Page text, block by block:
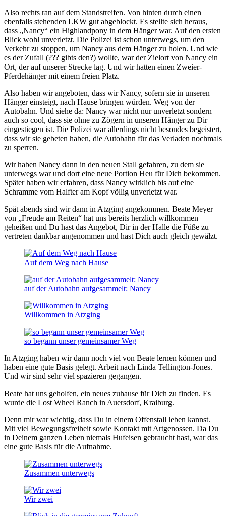
Also rechts ran auf dem Standstreifen. Von hinten durch einen
ebenfalls stehenden LKW gut abgeblockt. Es stellte sich heraus,
dass „Nancy“ ein Highlandpony in dem Hänger war. Auf den ersten
Blick wohl unverletzt. Die Polizei ist schon unterwegs, um den
Verkehr zu stoppen, um Nancy aus dem Hänger zu holen. Und wie
es der Zufall (??? gibts den?) wollte, war der Zielort von Nancy ein
Ort, der auf unserer Strecke lag. Und wir hatten einen Zweier-
Pferdehänger mit einem freien Platz.
Also haben wir angeboten, dass wir Nancy, sofern sie in unseren
Hänger einsteigt, nach Hause bringen würden. Weg von der
Autobahn. Und siehe da: Nancy war nicht nur unverletzt sondern
auch so cool, dass sie ohne zu Zögern in unseren Hänger zu Dir
eingestiegen ist. Die Polizei war allerdings nicht besondes begeistert,
dass wir sie gebeten haben, die Autobahn für das Verladen nochmals
zu sperren.
Wir haben Nancy dann in den neuen Stall gefahren, zu dem sie
unterwegs war und dort eine neue Portion Heu für Dich bekommen.
Später haben wir erfahren, dass Nancy wirklich bis auf eine
Schramme vom Halfter am Kopf völlig unverletzt war.
Spät abends sind wir dann in Atzging angekommen. Beate Meyer
von „Freude am Reiten“ hat uns bereits herzlich willkommen
geheißen und Du hast das Angebot, Dir in der Halle die Füße zu
vertreten dankbar angenommen und hast Dich auch gleich gewälzt.
Auf dem Weg nach Hause
auf der Autobahn aufgesammelt: Nancy
Willkommen in Atzging
so begann unser gemeinsamer Weg
In Atzging haben wir dann noch viel von Beate lernen können und
haben eine gute Basis gelegt. Arbeit nach Linda Tellington-Jones.
Und wir sind sehr viel spazieren gegangen.
Beate hat uns geholfen, ein neues zuhause für Dich zu finden. Es
wurde die Lost Wheel Ranch in Auersdorf, Kraiburg.
Denn mir war wichtig, dass Du in einem Offenstall leben kannst.
Mit viel Bewegungsfreiheit sowie Kontakt mit Artgenossen. Da Du
in Deinem ganzen Leben niemals Hufeisen gebraucht hast, war das
eine gute Basis für die Aufnahme.
Zusammen unterwegs
Wir zwei